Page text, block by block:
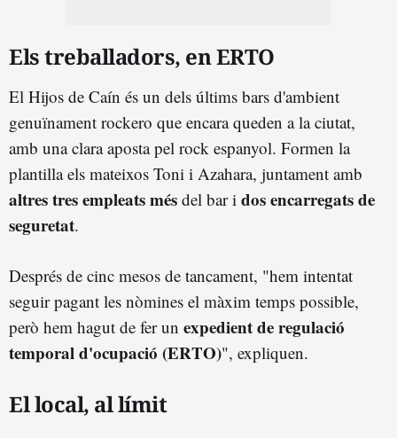
Els treballadors, en ERTO
El Hijos de Caín és un dels últims bars d'ambient
genuïnament rockero que encara queden a la ciutat,
amb una clara aposta pel rock espanyol. Formen la
plantilla els mateixos Toni i Azahara, juntament amb
altres tres empleats més del bar i dos encarregats de
seguretat.
Després de cinc mesos de tancament, "hem intentat
seguir pagant les nòmines el màxim temps possible,
però hem hagut de fer un expedient de regulació
temporal d'ocupació (ERTO)", expliquen.
El local, al límit